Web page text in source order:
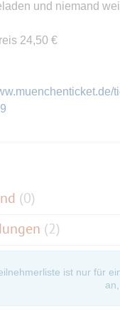
und niemand
24,50 €
(0)
(2)
ist nur für